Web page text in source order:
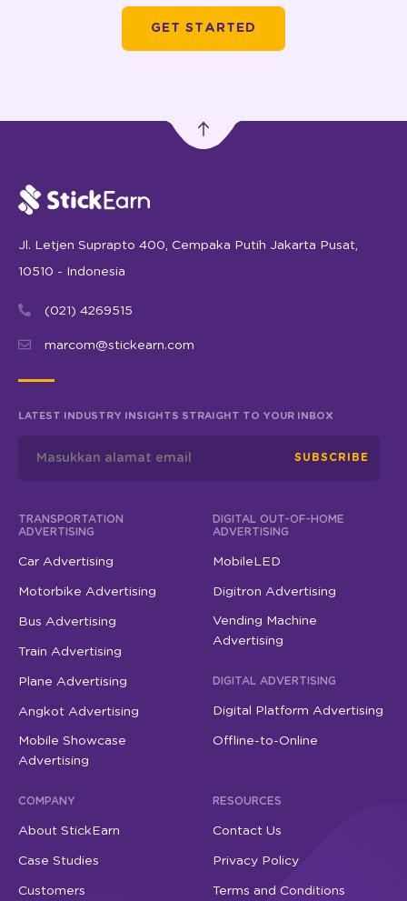
GET STARTED
Jl. Letjen Suprapto 400, Cempaka Putih Jakarta Pusat,
10510 - Indonesia
(021) 4269515
marcom@stickearn.com
LATEST INDUSTRY INSIGHTS STRAIGHT TO YOUR INBOX
SUBSCRIBE
TRANSPORTATION
ADVERTISING
Car Advertising
Motorbike Advertising
Bus Advertising
Train Advertising
Plane Advertising
Angkot Advertising
Mobile Showcase
Advertising
DIGITAL OUT-OF-HOME
ADVERTISING
MobileLED
Digitron Advertising
Vending Machine
Advertising
DIGITAL ADVERTISING
Digital Platform Advertising
Offline-to-Online
COMPANY
About StickEarn
Case Studies
Customers
RESOURCES
Contact Us
Privacy Policy
Terms and Conditions